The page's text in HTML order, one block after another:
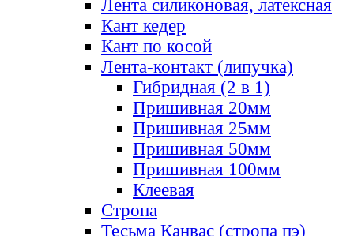
Лента силиконовая, латексная
Кант кедер
Кант по косой
Лента-контакт (липучка)
Гибридная (2 в 1)
Пришивная 20мм
Пришивная 25мм
Пришивная 50мм
Пришивная 100мм
Клеевая
Стропа
Тесьма Канвас (стропа пэ)